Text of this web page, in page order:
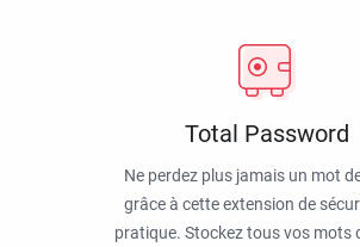
Total Password
Ne perdez plus jamais un mot
grâce à cette extension de
pratique. Stockez tous vos mots